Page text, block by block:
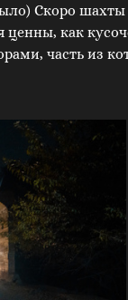
Скоро шахты
ценны, как
часть из